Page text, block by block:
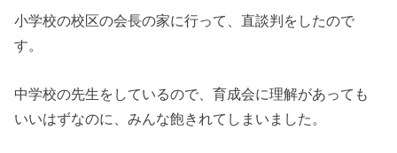
小学校の校区の会長の家に行って、直談判をしたので
す。
中学校の先生をしているので、育成会に理解があっても
いいはずなのに、みんな飽きれてしまいました。